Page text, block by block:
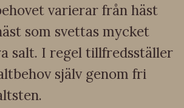
varierar från häst
som svettas mycket
salt. I regel tillfredsställer
själv genom fri